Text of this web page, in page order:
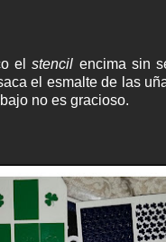
elstencil encima sin
el esmalte de las
no es gracioso.